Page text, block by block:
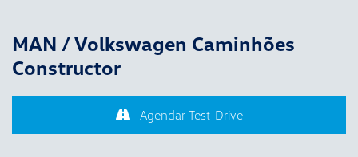
MAN / Volkswagen Caminhões
Constructor
Agendar Test-Drive